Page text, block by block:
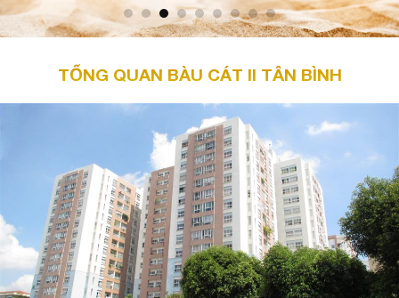
TỔNG QUAN BÀU CÁT II TÂN BÌNH